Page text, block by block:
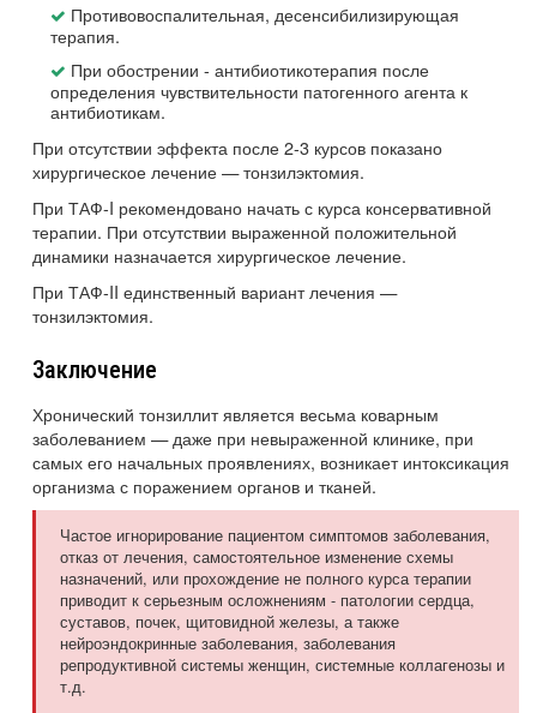
Противовоспалительная, десенсибилизирующая
терапия.
При обострении - антибиотикотерапия после
определения чувствительности патогенного агента к
антибиотикам.
При отсутствии эффекта после 2-3 курсов показано
хирургическое лечение — тонзилэктомия.
При ТАФ-I рекомендовано начать с курса консервативной
терапии. При отсутствии выраженной положительной
динамики назначается хирургическое лечение.
При ТАФ-II единственный вариант лечения —
тонзилэктомия.
Заключение
Хронический тонзиллит является весьма коварным
заболеванием — даже при невыраженной клинике, при
самых его начальных проявлениях, возникает интоксикация
организма с поражением органов и тканей.
Частое игнорирование пациентом симптомов заболевания,
отказ от лечения, самостоятельное изменение схемы
назначений, или прохождение не полного курса терапии
приводит к серьезным осложнениям - патологии сердца,
суставов, почек, щитовидной железы, а также
нейроэндокринные заболевания, заболевания
репродуктивной системы женщин, системные коллагенозы и
т.д.